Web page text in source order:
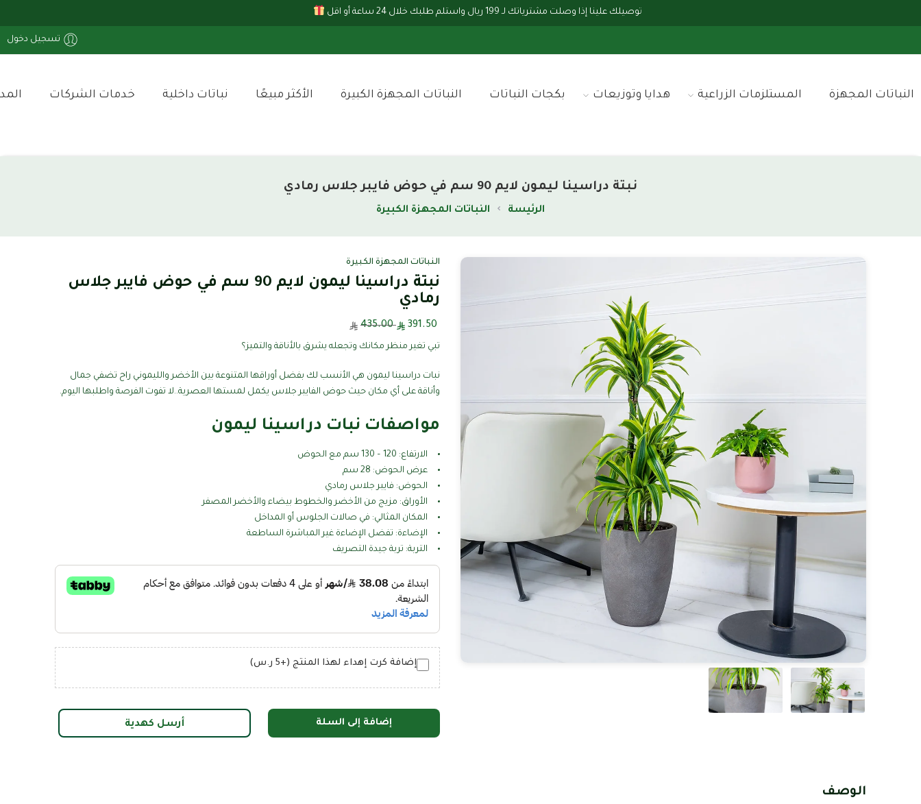
تسجيل دخول
النباتات المجهزة المستلزمات الزراعية هدايا وتوزيعات بكجات النباتات النباتات المجهزة الكبيرة الأكثر مبيعًا نباتات داخلية خدمات الشركات
نبتة دراسينا ليمون لايم 90 سم في حوض فايبر جلاس رمادي
الرئيسة النباتات المجهزة الكبيرة
النباتات المجهزة الكبيرة
نبتة دراسينا ليمون لايم 90 سم في حوض فايبر جلاس
رمادي
435.00
تبي تغير منظر مكانك وتجعله يشرق بالأناقة والتميز؟
نبات دراسينا ليمون هي الأنسب لك بفضل أوراقها المتنوعة بين الأخضر والليموني راح تضفي جمال
وأناقة على أي مكان حيث حوض الفايبر جلاس يكمل لمستها العصرية..لا تفوت الفرصة واطلبها اليوم.
مواصفات نبات دراسينا ليمون
الارتفاع: 120 – 130 سم مع الحوض
عرض الحوض: 28 سم
الحوض: فايبر جلاس رمادي
الأوراق: مزيج من الأخضر والخطوط بيضاء والأخضر المصفر
المكان المثالي: في صالات الجلوس أو المداخل
الإضاءة: تفضل الإضاءة غير المباشرة الساطعة
التربة: تربة جيدة التصريف
إضافة كرت إهداء لهذا المنتج (+5 ر.س)
إضافة إلى السلة أرسل كهدية
الوصف
توصيلك علينا إذا وصلت مشترياتك لـ 199 ريال واستلم طلبك خلال 24 ساعة أو اقل